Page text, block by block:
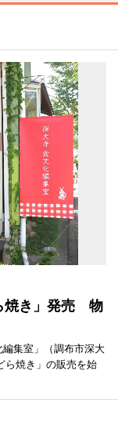
焼き」発売 物
集室」（調布市深大
ら焼き」の販売を始